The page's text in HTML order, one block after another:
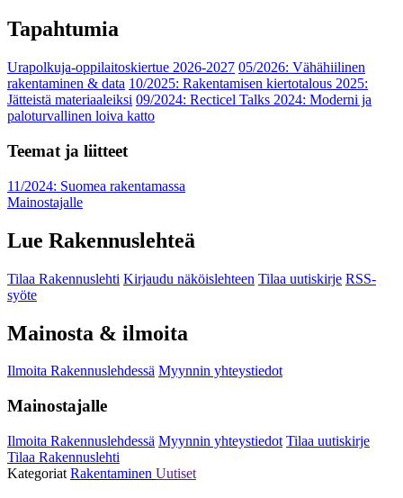
Tapahtumia
Urapolkuja-oppilaitoskiertue 2026-2027 05/2026: Vähähiilinen
rakentaminen & data 10/2025: Rakentamisen kiertotalous 2025:
Jätteistä materiaaleiksi 09/2024: Recticel Talks 2024: Moderni ja
paloturvallinen loiva katto
Teemat ja liitteet
11/2024: Suomea rakentamassa
Mainostajalle
Lue Rakennuslehteä
Tilaa Rakennuslehti Kirjaudu näköislehteen Tilaa uutiskirje RSS-
syöte
Mainosta & ilmoita
Ilmoita Rakennuslehdessä Myynnin yhteystiedot
Mainostajalle
Ilmoita Rakennuslehdessä Myynnin yhteystiedot Tilaa uutiskirje
Tilaa Rakennuslehti
Kategoriat Rakentaminen Uutiset